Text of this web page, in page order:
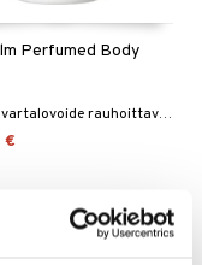
Perfumed Body
Ylellinen vartalovoide rauhoittavalla vaikutuksella ALPSilta.
€